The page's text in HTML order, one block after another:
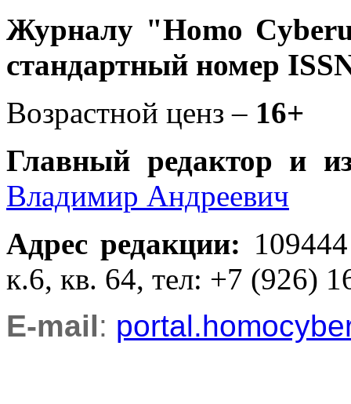
Журналу "Homo
стандартный номер
Возрастной ценз – 16+
Главный редактор и
Владимир Андреевич
Адрес редакции:
к.6, кв. 64, тел: +7 (926)
E-mail: